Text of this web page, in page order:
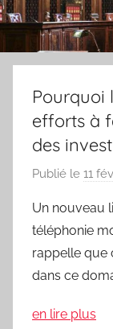
Pourquoi
efforts à
des
Publié le 11
Un nouveau
téléphonie
rappelle que
dans ce
en lire plus